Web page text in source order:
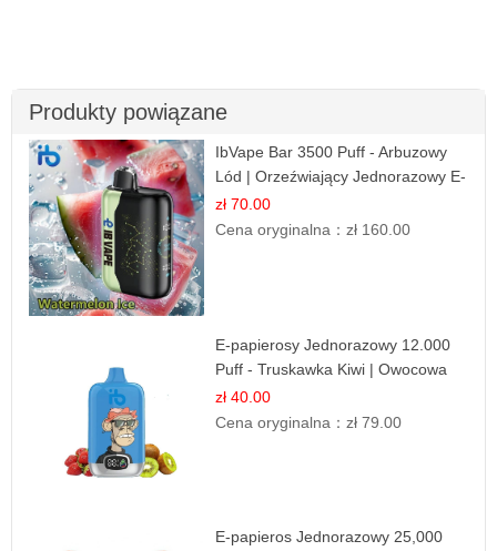
Produkty powiązane
IbVape Bar 3500 Puff - Arbuzowy
Lód | Orzeźwiający Jednorazowy E-
papieros
zł 70.00
Cena oryginalna：zł 160.00
E-papierosy Jednorazowy 12.000
Puff - Truskawka Kiwi | Owocowa
Równowaga
zł 40.00
Cena oryginalna：zł 79.00
E-papieros Jednorazowy 25,000